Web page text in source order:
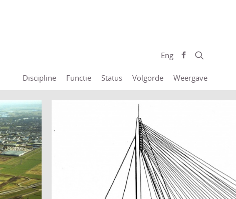
Eng
Discipline Functie Status Volgorde Weergave